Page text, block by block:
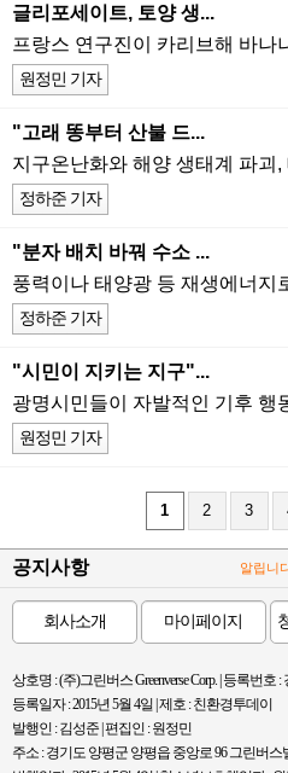
글리포세이트, 토양 생...
프랑스 연구진이 카리브해 바나
원정민 기자
"고래 똥부터 산불 드...
지구온난화와 해양 생태계 파괴,
정하준 기자
"분자 배치 바꿔 수소 ...
풍력이나 태양광 등 재생에너지
정하준 기자
"시민이 지키는 지구"...
광명시민들이 자발적인 기후 행
원정민 기자
1 2 3
공지사항 알립니
회사소개 마이페이지
상호명 : (주)그린버스 Greenverse Corp. | 등록번호 :
등록일자 : 2015년 5월 4일 | 제호 : 친환경투데이
발행인 : 김성준 | 편집인 : 원정민
주소 : 경기도 양평군 양평읍 중앙로 96 그린버스